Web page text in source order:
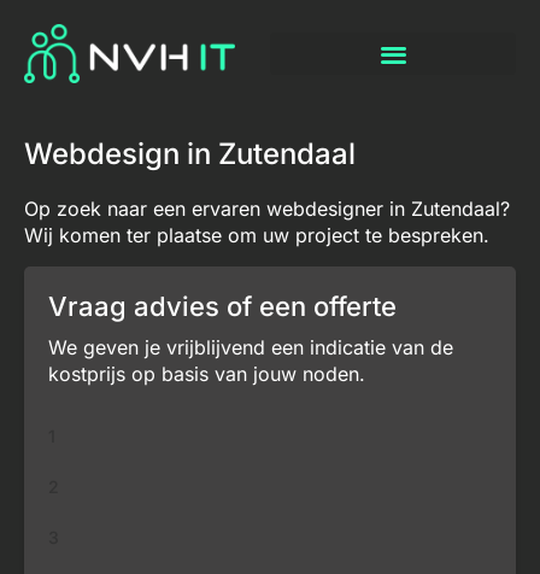
Webdesign in Zutendaal
Op zoek naar een ervaren webdesigner in Zutendaal?
Wij komen ter plaatse om uw project te bespreken.
Vraag advies of een offerte
We geven je vrijblijvend een indicatie van de
kostprijs op basis van jouw noden.